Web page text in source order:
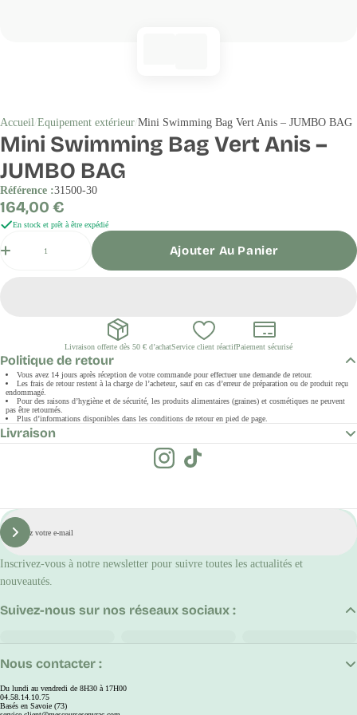
Accueil Equipement extérieur Mini Swimming Bag Vert Anis – JUMBO BAG
Mini Swimming Bag Vert Anis –
JUMBO BAG
Référence :31500-30
Prix
régulier
164,00 €
En stock et prêt à être expédié
Ajouter Au Panier
Livraison offerte dès 50 € d’achatService client réactifPaiement sécurisé
Politique de retour
Vous avez 14 jours après réception de votre commande pour effectuer une demande de retour.
Les frais de retour restent à la charge de l’acheteur, sauf en cas d’erreur de préparation ou de produit reçu
endommagé.
Pour des raisons d’hygiène et de sécurité, les produits alimentaires (graines) et cosmétiques ne peuvent
pas être retournés.
Plus d’informations disponibles dans les conditions de retour en pied de page.
Livraison
E-
mail
S'inscrire
Inscrivez-vous à notre newsletter pour suivre toutes les actualités et
nouveautés.
Nous contacter :
Du lundi au vendredi de 8H30 à 17H00
04.58.14.10.75
Basés en Savoie (73)
Suivez-nous sur nos réseaux sociaux :